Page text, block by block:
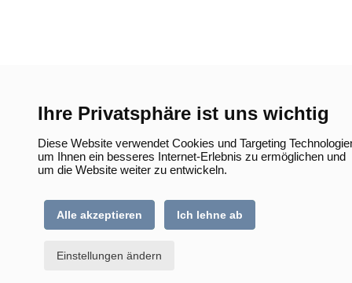
Ihre Privatsphäre ist uns wichtig
Diese Website verwendet Cookies und Targeting
um Ihnen ein besseres Internet-Erlebnis zu ermöglichen und
um die Website weiter zu entwickeln.
Alle akzeptieren Ich lehne ab
Einstellungen ändern